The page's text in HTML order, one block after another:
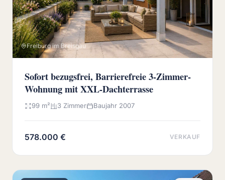
Freiburg im Breisgau
Sofort bezugsfrei, Barrierefreie 3-Zimmer-
Wohnung mit XXL-Dachterrasse
99 m² 3 Zimmer Baujahr 2007
578.000 € VERKAUF